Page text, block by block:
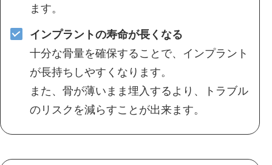
ます。
インプラントの寿命が長くなる
十分な骨量を確保することで、インプラント
が長持ちしやすくなります。
また、骨が薄いまま埋入するより、トラブル
のリスクを減らすことが出来ます。